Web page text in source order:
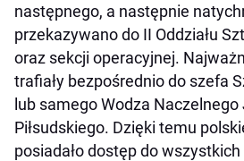
następnego, a następnie
przekazywano do II Oddziału
oraz sekcji operacyjnej.
trafiały bezpośrednio do szefa
lub samego Wodza Naczelnego
Piłsudskiego. Dzięki temu
posiadało dostęp do